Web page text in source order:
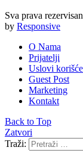
Sva prava
by Responsive
O Nama
Prijatelji
Uslovi
Guest Post
Marketing
Kontakt
Back to Top
Zatvori
Traži: